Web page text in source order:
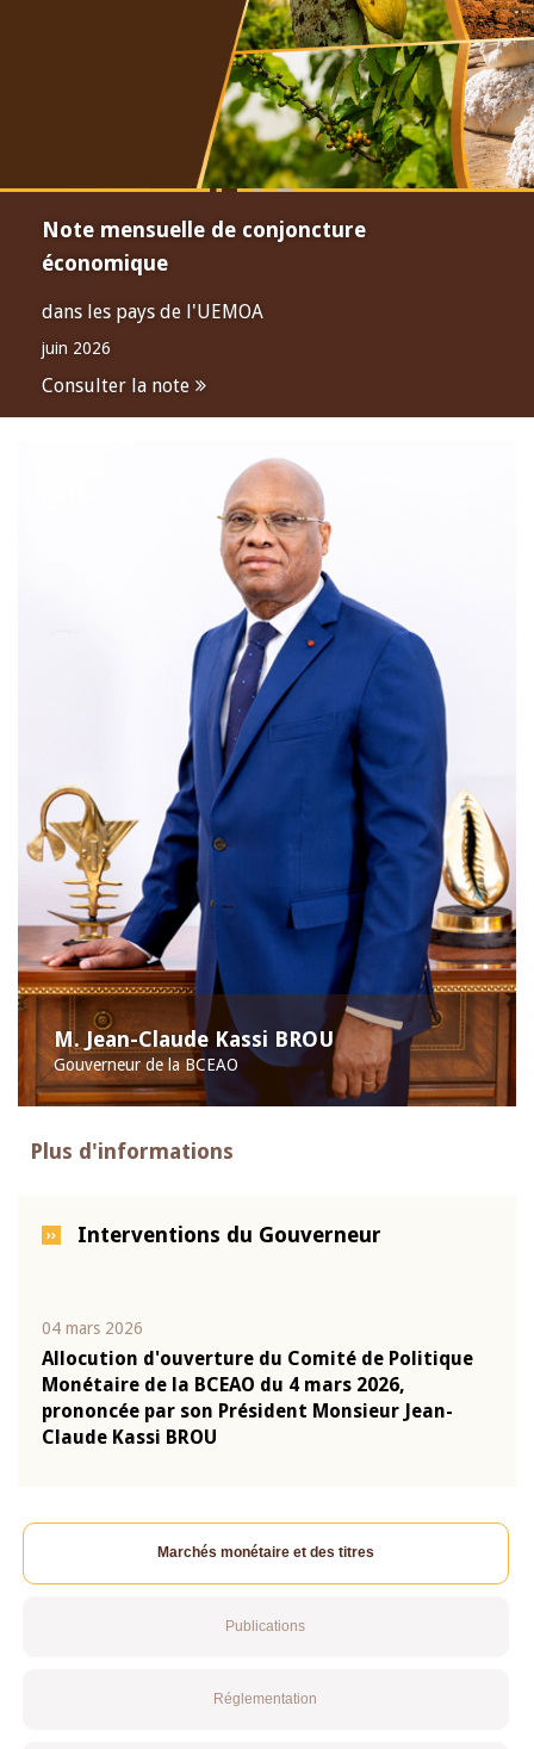
Note mensuelle de conjoncture
économique
dans les pays de l'UEMOA
juin 2026
Consulter la note
M. Jean-Claude Kassi BROU
Gouverneur de la BCEAO
Plus d'informations
Interventions du Gouverneur
04 mars 2026
Allocution d'ouverture du Comité de Politique
Monétaire de la BCEAO du 4 mars 2026,
prononcée par son Président Monsieur Jean-
Claude Kassi BROU
Marchés monétaire et des titres
Publications
Réglementation